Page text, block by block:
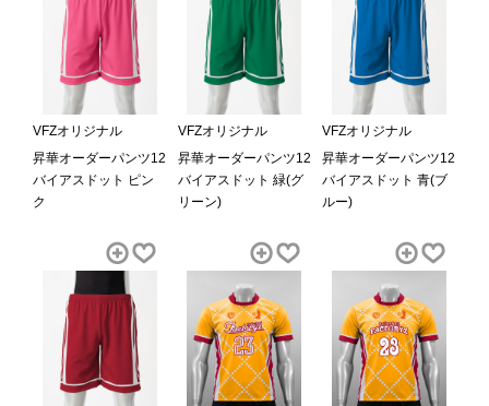
VFZオリジナル
昇華オーダーパンツ12
バイアスドット ピン
ク
VFZオリジナル
昇華オーダーパンツ12
バイアスドット 緑(グ
リーン)
VFZオリジナル
昇華オーダーパンツ12
バイアスドット 青(ブ
ルー)